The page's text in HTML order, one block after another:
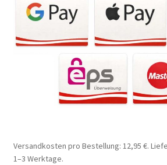
Versandkosten pro Bestellung: 12,95 €.
1–3 Werktage.